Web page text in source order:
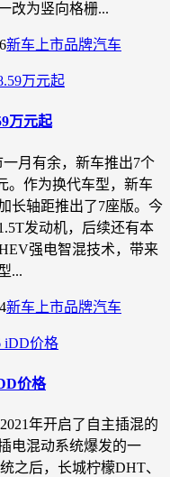
改为竖向格栅...
新车上市品牌汽车
万元起
月有余，新车推出7个
。作为换代车型，新车
长轴距推出了7座版。今
发动机，后续还有本
强电智混技术，带来
...
新车上市品牌汽车
价格
年开启了自主插混的
电混动系统爆发的一
之后，长城柠檬DHT、